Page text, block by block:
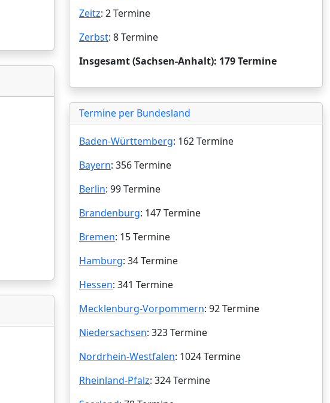
Zeitz: 2 Termine
Zerbst: 8 Termine
Insgesamt (Sachsen-Anhalt): 179 Termine
Termine per Bundesland
Baden-Württemberg: 162 Termine
Bayern: 356 Termine
Berlin: 99 Termine
Brandenburg: 147 Termine
Bremen: 15 Termine
Hamburg: 34 Termine
Hessen: 341 Termine
Mecklenburg-Vorpommern: 92 Termine
Niedersachsen: 323 Termine
Nordrhein-Westfalen: 1024 Termine
Rheinland-Pfalz: 324 Termine